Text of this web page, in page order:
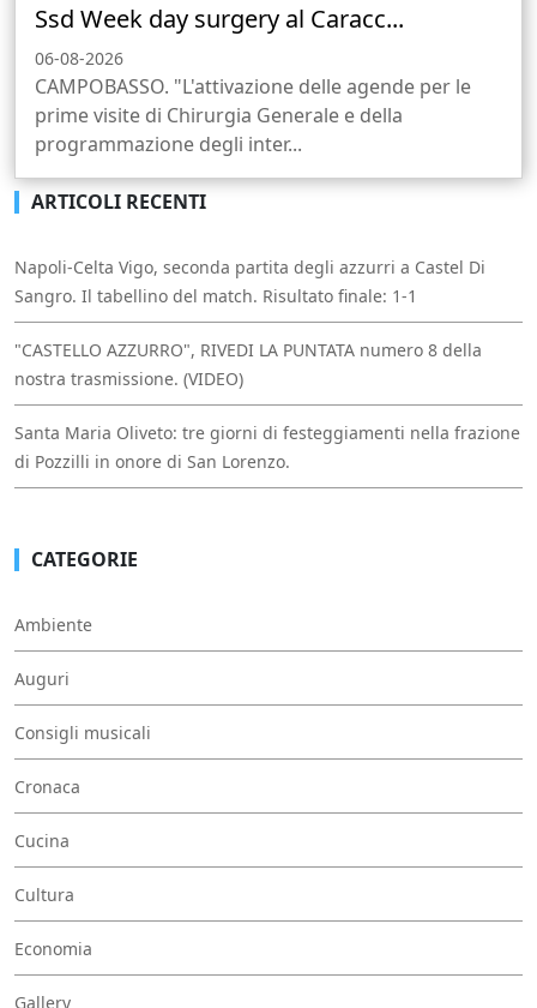
Ssd Week day surgery al Caracc...
06-08-2026
CAMPOBASSO. "L'attivazione delle agende per le
prime visite di Chirurgia Generale e della
programmazione degli inter...
ARTICOLI RECENTI
Napoli-Celta Vigo, seconda partita degli azzurri a Castel Di
Sangro. Il tabellino del match. Risultato finale: 1-1
"CASTELLO AZZURRO", RIVEDI LA PUNTATA numero 8 della
nostra trasmissione. (VIDEO)
Santa Maria Oliveto: tre giorni di festeggiamenti nella frazione
di Pozzilli in onore di San Lorenzo.
CATEGORIE
Ambiente
Auguri
Consigli musicali
Cronaca
Cucina
Cultura
Economia
Gallery